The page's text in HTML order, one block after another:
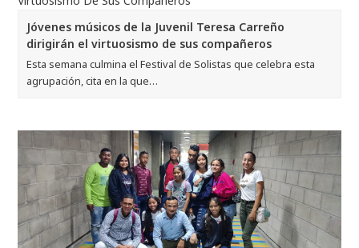
Jóvenes músicos de la Juvenil Teresa Carreño
dirigirán el virtuosismo de sus compañeros
Esta semana culmina el Festival de Solistas que celebra esta
agrupación, cita en la que…